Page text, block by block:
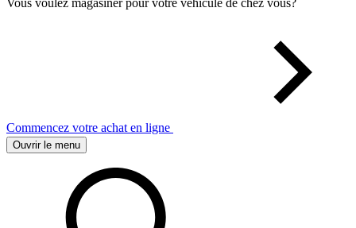
Vous voulez magasiner pour votre véhicule de chez vous?
Commencez votre achat en ligne
Ouvrir le menu